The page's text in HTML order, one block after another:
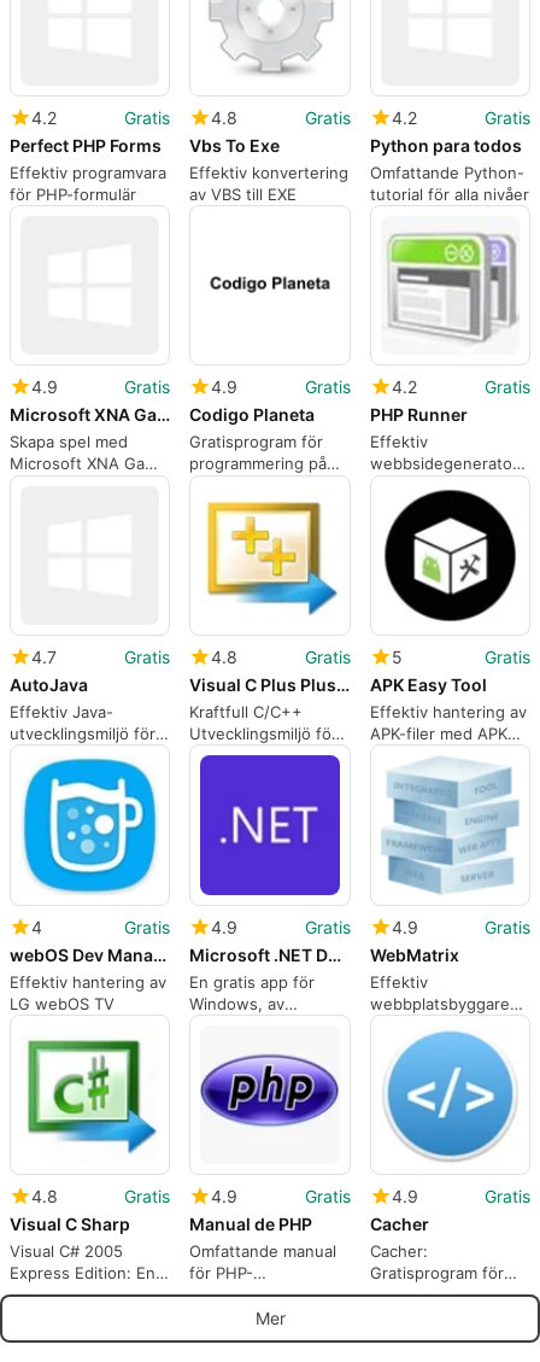
4.2
Gratis
Perfect PHP Forms
Effektiv programvara
för PHP-formulär
4.8
Gratis
Vbs To Exe
Effektiv konvertering
av VBS till EXE
4.2
Gratis
Python para todos
Omfattande Python-
tutorial för alla nivåer
4.9
Gratis
Microsoft XNA Game Studio
Skapa spel med
Microsoft XNA Game
Studio
4.9
Gratis
Codigo Planeta
Gratisprogram för
programmering på
Windows
4.2
Gratis
PHP Runner
Effektiv
webbsidegenerator
för databaser
4.7
Gratis
AutoJava
Effektiv Java-
utvecklingsmiljö för
Windows
4.8
Gratis
Visual C Plus Plus 2008 Express Edition
Kraftfull C/C++
Utvecklingsmiljö för
Windows
5
Gratis
APK Easy Tool
Effektiv hantering av
APK-filer med APK
Easy Tool
4
Gratis
webOS Dev Manager
Effektiv hantering av
LG webOS TV
4.9
Gratis
Microsoft .NET Desktop Runtime
En gratis app för
Windows, av
Microsoft.
4.9
Gratis
WebMatrix
Effektiv
webbplatsbyggare
med WebMatrix
4.8
Gratis
Visual C Sharp
Visual C# 2005
Express Edition: En
översikt
4.9
Gratis
Manual de PHP
Omfattande manual
för PHP-
programmering
4.9
Gratis
Cacher
Cacher:
Gratisprogram för
programmeringsspråk
Mer